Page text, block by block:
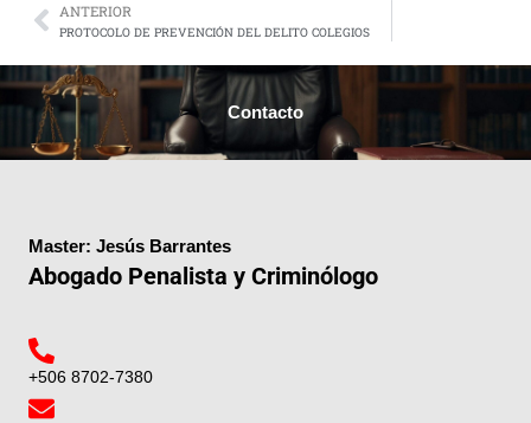
Prev
ANTERIOR
PROTOCOLO DE PREVENCIÓN DEL DELITO COLEGIOS
Contacto
Master: Jesús Barrantes
Abogado Penalista y Criminólogo
+506 8702-7380